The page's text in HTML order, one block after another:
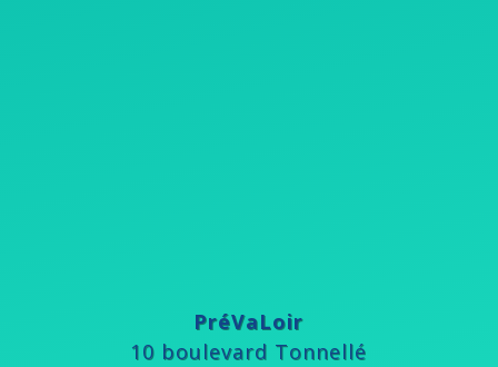
PréVaLoir
10 boulevard Tonnellé